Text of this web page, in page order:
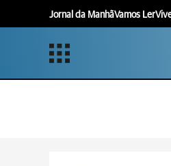
Jornal da ManhãVamos Ler